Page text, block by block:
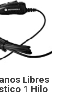
Libres
1 Hilo